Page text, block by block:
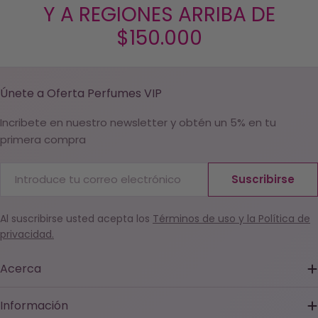
Y A REGIONES ARRIBA DE
$150.000
Acerca
Información
Únete a Oferta Perfumes VIP
Incribete en nuestro newsletter y obtén un 5% en tu
primera compra
electrónico
Suscribirse
Al suscribirse usted acepta los Términos de uso y la Política de
privacidad.